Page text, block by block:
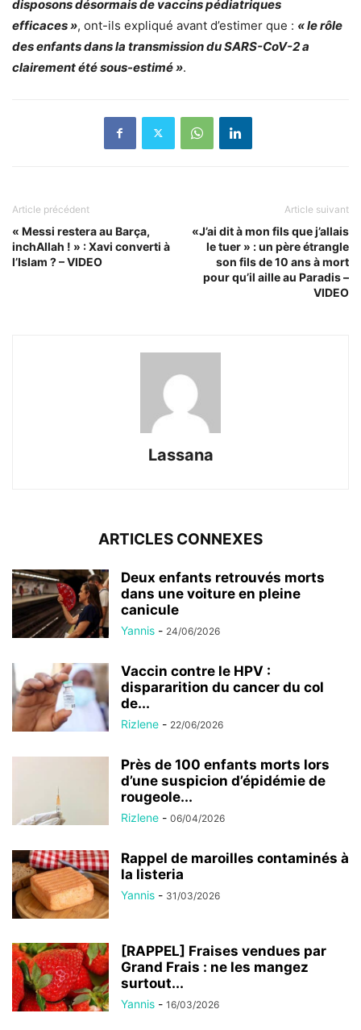
disposons désormais de vaccins pédiatriques
efficaces », ont-ils expliqué avant d’estimer que : « le rôle
des enfants dans la transmission du SARS-CoV-2 a
clairement été sous-estimé ».
Article précédent
« Messi restera au Barça,
inchAllah ! » : Xavi converti à
l’Islam ? – VIDEO
Article suivant
«J’ai dit à mon fils que j’allais
le tuer » : un père étrangle
son fils de 10 ans à mort
pour qu’il aille au Paradis –
VIDEO
Lassana
ARTICLES CONNEXES
Deux enfants retrouvés morts
dans une voiture en pleine
canicule
Yannis - 24/06/2026
Vaccin contre le HPV :
dispararition du cancer du col
de...
Rizlene - 22/06/2026
Près de 100 enfants morts lors
d’une suspicion d’épidémie de
rougeole...
Rizlene - 06/04/2026
Rappel de maroilles contaminés à
la listeria
Yannis - 31/03/2026
[RAPPEL] Fraises vendues par
Grand Frais : ne les mangez
surtout...
Yannis - 16/03/2026